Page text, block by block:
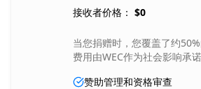
接收者价格： $0
当您捐赠时，您覆盖了约
费用由WEC作为社会影响承
赞助管理和资格审查